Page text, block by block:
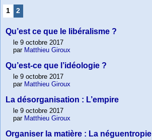
1 2
Qu’est ce que le libéralisme ?
le 9 octobre 2017
par Matthieu Giroux
Qu’est-ce que l’idéologie ?
le 9 octobre 2017
par Matthieu Giroux
La désorganisation : L’empire
le 9 octobre 2017
par Matthieu Giroux
Organiser la matière : La néguentropie